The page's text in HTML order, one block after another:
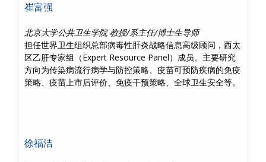
崔富强
北京大学公共卫生学院 教授/系主任/博士生导师
担任世界卫生组织总部病毒性肝炎战略信息高级顾问，西太
区乙肝专家组（Expert Resource Panel）成员。主要研究
方向为传染病流行病学与防控策略、疫苗可预防疾病的免疫
策略、疫苗上市后评价、免疫干预策略、全球卫生安全等。
徐福洁